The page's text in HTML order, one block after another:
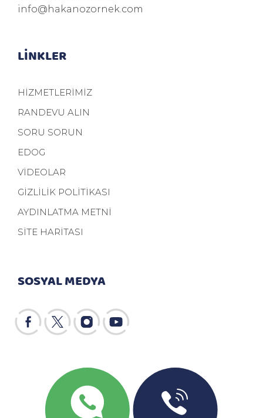
info@hakanozornek.com
SOSYAL MEDYA
LİNKLER
HİZMETLERİMİZ
RANDEVU ALIN
SORU SORUN
EDOG
VİDEOLAR
GİZLİLİK POLİTİKASI
AYDINLATMA METNİ
SİTE HARİTASI